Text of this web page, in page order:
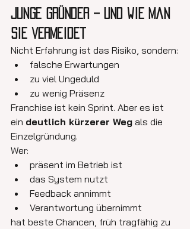
junge Gründer – und wie man
sie vermeidet
Nicht Erfahrung ist das Risiko, sondern:
falsche Erwartungen
zu viel Ungeduld
zu wenig Präsenz
Franchise ist kein Sprint. Aber es ist
ein deutlich kürzerer Weg als die
Einzelgründung.
Wer:
präsent im Betrieb ist
das System nutzt
Feedback annimmt
Verantwortung übernimmt
hat beste Chancen, früh tragfähig zu